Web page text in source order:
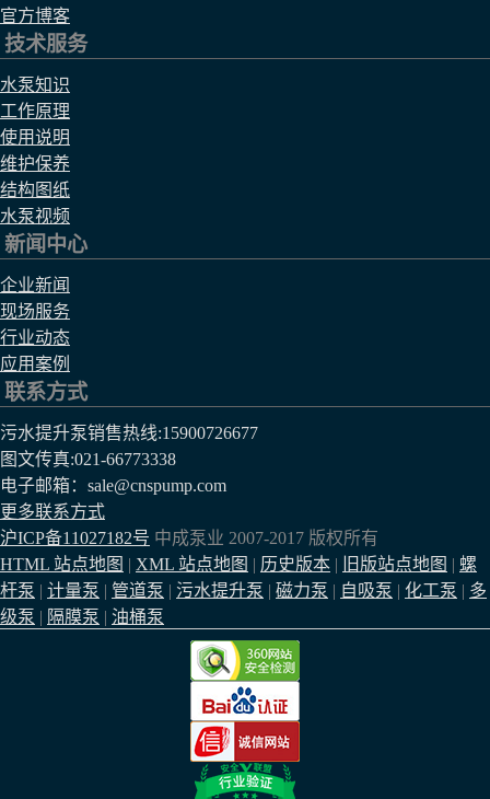
官方博客
技术服务
水泵知识
工作原理
使用说明
维护保养
结构图纸
水泵视频
新闻中心
企业新闻
现场服务
行业动态
应用案例
联系方式
污水提升泵销售热线:15900726677
图文传真:021-66773338
电子邮箱：sale@cnspump.com
更多联系方式
沪ICP备11027182号 中成泵业 2007-2017 版权所有
HTML 站点地图 | XML 站点地图 | 历史版本 | 旧版站点地图 | 螺
杆泵 | 计量泵 | 管道泵 | 污水提升泵 | 磁力泵 | 自吸泵 | 化工泵 | 多
级泵 | 隔膜泵 | 油桶泵